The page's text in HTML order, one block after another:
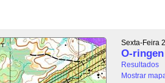
Sexta-Feira
O-
Resultados
Mostrar